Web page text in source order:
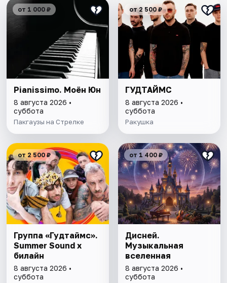
от 1 000 ₽
Pianissimo. Моён Юн
8 августа 2026 •
суббота
Пакгаузы на Стрелке
от 2 500 ₽
ГУДТАЙМС
8 августа 2026 •
суббота
Ракушка
от 2 500 ₽
Группа «Гудтаймс».
Summer Sound х
билайн
8 августа 2026 •
суббота
от 1 400 ₽
Дисней.
Музыкальная
вселенная
8 августа 2026 •
суббота